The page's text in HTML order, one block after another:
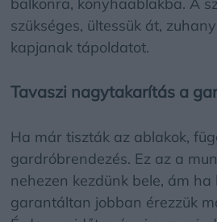
szükséges, ültessük át,
kapjanak tápoldatot.
Tavaszi nagytakarítás a
Ha már tiszták az ablakok,
gardróbrendezés. Ez az a
nehezen kezdünk bele, ám ha
garantáltan jobban érezzük